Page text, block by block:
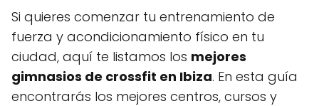
Si quieres comenzar tu entrenamiento de
fuerza y acondicionamiento físico en tu
ciudad, aquí te listamos los mejores
gimnasios de crossfit en Ibiza. En esta guía
encontrarás los mejores centros, cursos y